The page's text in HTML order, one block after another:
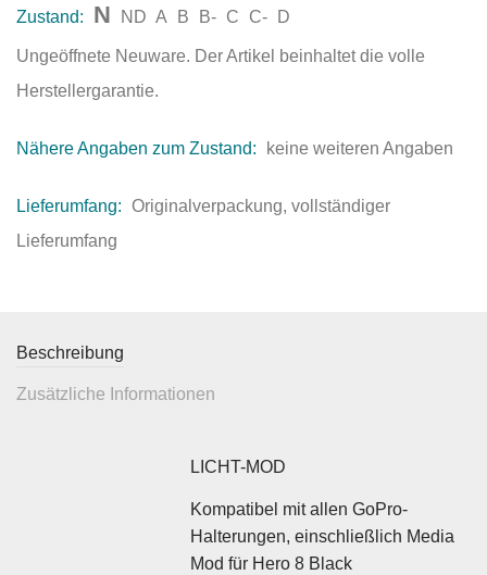
Zustand: N ND A B B- C C- D
Ungeöffnete Neuware. Der Artikel beinhaltet die volle
Herstellergarantie.
Nähere Angaben zum Zustand: keine weiteren Angaben
Lieferumfang: Originalverpackung, vollständiger
Lieferumfang
Beschreibung
Zusätzliche Informationen
LICHT-MOD
Kompatibel mit allen GoPro-
Halterungen, einschließlich Media
Mod für Hero 8 Black